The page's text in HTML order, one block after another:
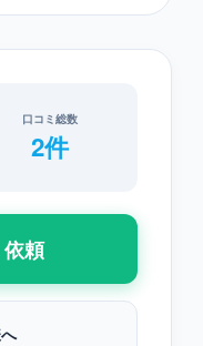
口コミ総数
2件
頼